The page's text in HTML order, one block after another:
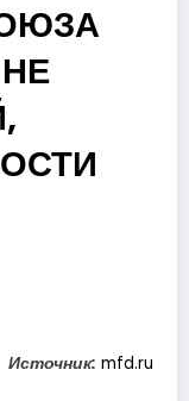
Источник: mfd.ru